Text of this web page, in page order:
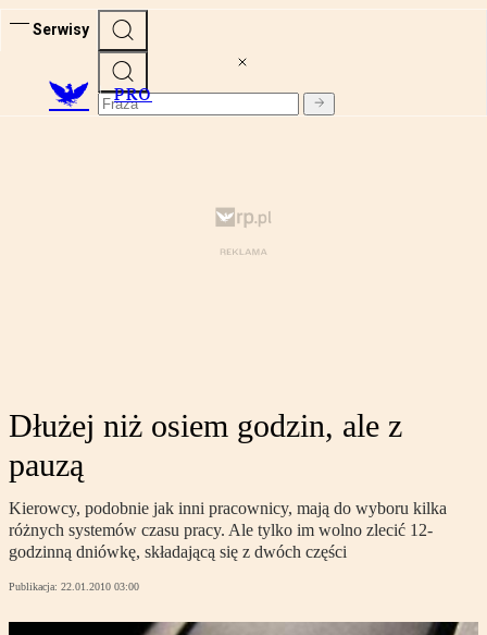
Serwisy
PRO
Dłużej niż osiem godzin, ale z
pauzą
Kierowcy, podobnie jak inni pracownicy, mają do wyboru kilka
różnych systemów czasu pracy. Ale tylko im wolno zlecić 12-
godzinną dniówkę, składającą się z dwóch części
Publikacja: 22.01.2010 03:00